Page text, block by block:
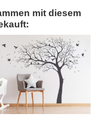
mit diesem